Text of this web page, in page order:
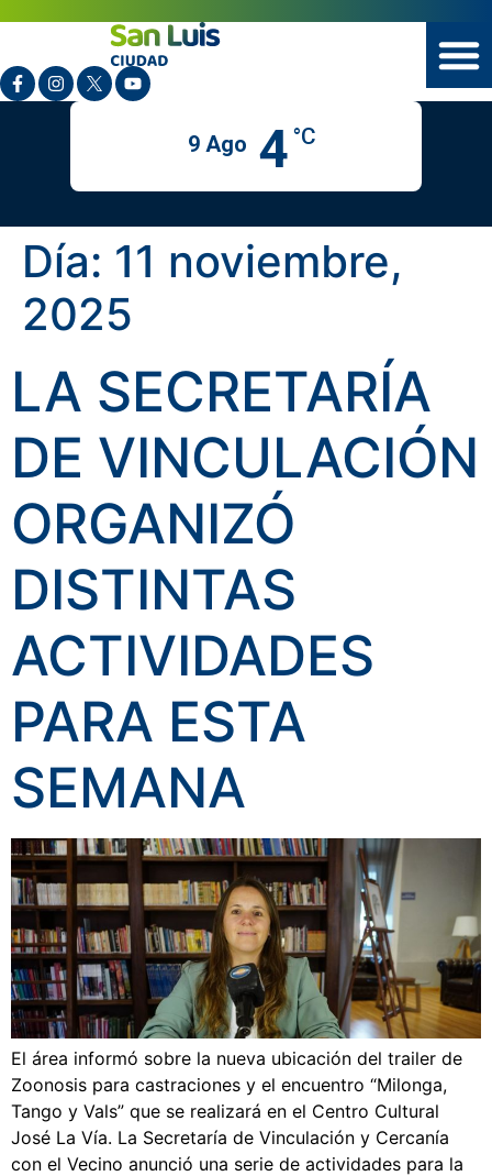
9 Ago 4 °C
Día: 11 noviembre,
2025
LA SECRETARÍA
DE VINCULACIÓN
ORGANIZÓ
DISTINTAS
ACTIVIDADES
PARA ESTA
SEMANA
El área informó sobre la nueva ubicación del trailer de
Zoonosis para castraciones y el encuentro “Milonga,
Tango y Vals” que se realizará en el Centro Cultural
José La Vía. La Secretaría de Vinculación y Cercanía
con el Vecino anunció una serie de actividades para la